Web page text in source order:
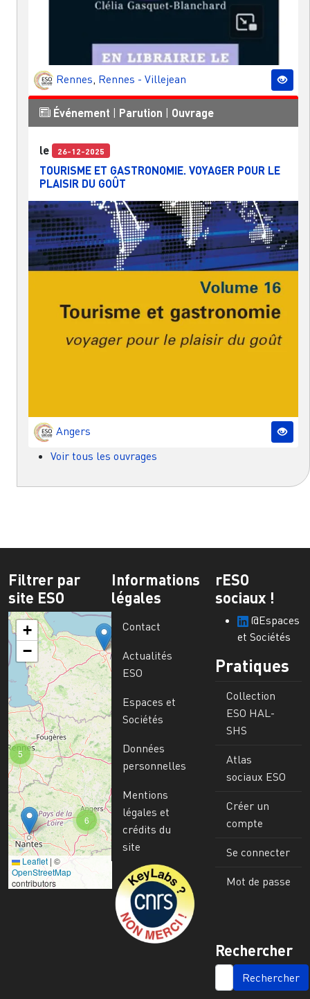
Rennes Rennes - Villejean
Événement | Parution | Ouvrage
le 26-12-2025
TOURISME ET GASTRONOMIE. VOYAGER POUR LE
PLAISIR DU GOÛT
Angers
Voir tous les ouvrages
Filtrer par
site ESO
6
5
+
−
Leaflet | ©
OpenStreetMap
contributors
Informations
légales
Contact
Actualités
ESO
Espaces et
Sociétés
Données
personnelles
Mentions
légales et
crédits du
site
Image
rESO
sociaux !
@Espaces
et Sociétés
Pratiques
Collection
ESO HAL-
SHS
Atlas
sociaux ESO
Créer un
compte
Se connecter
Mot de passe
Rechercher
SEARCH